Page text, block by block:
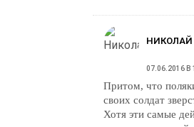
НИКОЛАЙ
07.06.2016 В
Притом, что
своих солдат
Хотя эти самые